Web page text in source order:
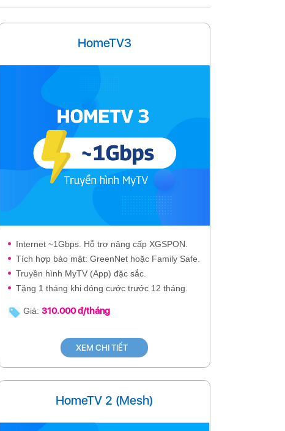
HomeTV3
Internet ~1Gbps. Hỗ trợ nâng cấp XGSPON.
Tích hợp bảo mật: GreenNet hoặc Family Safe.
Truyền hình MyTV (App) đặc sắc.
Tặng 1 tháng khi đóng cước trước 12 tháng.
Giá:310.000 đ/tháng
XEM CHI TIẾT
HomeTV 2 (Mesh)